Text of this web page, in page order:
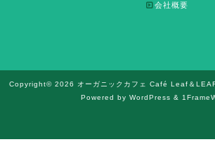
会社概要
Copyright© 2026 オーガニックカフェ Café Leaf＆
Powered by WordPress &